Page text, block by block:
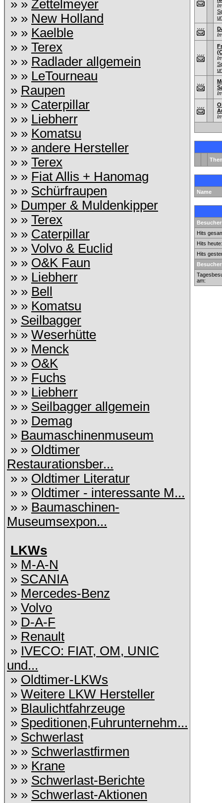
» » Zettelmeyer
» » New Holland
» » Kaelble
» » Terex
» » Radlader allgemein
» » LeTourneau
» Raupen
» » Caterpillar
» » Liebherr
» » Komatsu
» » andere Hersteller
» » Terex
» » Fiat Allis + Hanomag
» » Schürfraupen
» Dumper & Muldenkipper
» » Terex
» » Caterpillar
» » Volvo & Euclid
» » O&K Faun
» » Liebherr
» » Bell
» » Komatsu
» Seilbagger
» » Weserhütte
» » Menck
» » O&K
» » Fuchs
» » Liebherr
» » Seilbagger allgemein
» » Demag
» Baumaschinenmuseum
» » Oldtimer
Restaurationsber...
» » Oldtimer Literatur
» » Oldtimer - interessante M...
» » Baumaschinen-
Museumsexpon...
LKWs
» M-A-N
» SCANIA
» Mercedes-Benz
» Volvo
» D-A-F
» Renault
» IVECO: FIAT, OM, UNIC
und...
» Oldtimer-LKWs
» Weitere LKW Hersteller
» Blaulichtfahrzeuge
» Speditionen,Fuhrunternehm...
» Schwerlast
» » Schwerlastfirmen
» » Krane
» » Schwerlast-Berichte
» » Schwerlast-Aktionen
Name
Hits
Hits heute:
Hits
am: